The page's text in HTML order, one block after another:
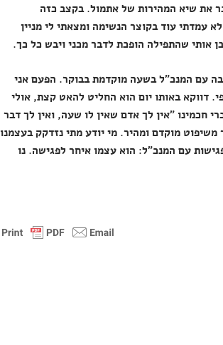
את שיא המהירות של אתמול. בקצב כזה
עמדתי עוד בקוצר הנשימה ומצאתי לי מניין
אותי שהתפילה הופכת לדבר מכני ויבש כל כך.
עם המנכ"ל בשעה מוקדמת בבוקר. הפעם אני
דווקא באותו יום הוא החליט להאט קצת, אולי
חכמינו "אין לך אדם שאין לו שעה, ואין לך דבר
מוקדם ומהיר. מי יודע מתי נזדקק בעצמנו
עם המנכ"ל: הוא עצמו איחר לפגישה. נו